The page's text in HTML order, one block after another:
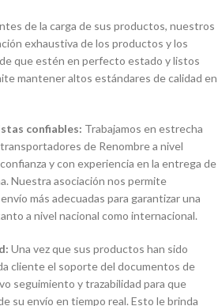
de la carga de sus productos, nuestros
exhaustiva de los productos y los
que estén en perfecto estado y listos
mantener altos estándares de calidad en
confiables: Trabajamos en estrecha
de Renombre a nivel
y con experiencia en la entrega de
Nuestra asociación nos permite
más adecuadas para garantizar una
a nivel nacional como internacional.
Una vez que sus productos han sido
cliente el soporte del documentos de
seguimiento y trazabilidad para que
su envío en tiempo real. Esto le brinda